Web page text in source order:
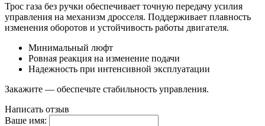
Трос газа без ручки обеспечивает точную передачу усилия
управления на механизм дросселя. Поддерживает плавность
изменения оборотов и устойчивость работы двигателя.
Минимальный люфт
Ровная реакция на изменение подачи
Надежность при интенсивной эксплуатации
Закажите — обеспечьте стабильность управления.
Написать отзыв
Ваше имя: